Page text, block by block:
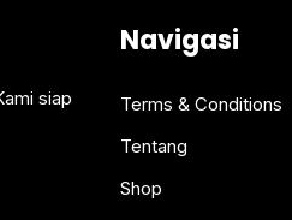
siap
Navigasi
Terms & Conditions
Tentang
Shop